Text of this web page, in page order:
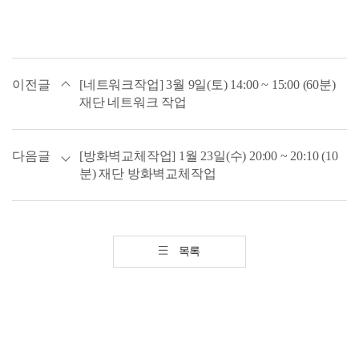
이전글
[네트워크작업] 3월 9일(토) 14:00 ~ 15:00 (60분)
재단 네트워크 작업
다음글
[방화벽교체작업] 1월 23일(수) 20:00 ~ 20:10 (10
분) 재단 방화벽교체작업
목록